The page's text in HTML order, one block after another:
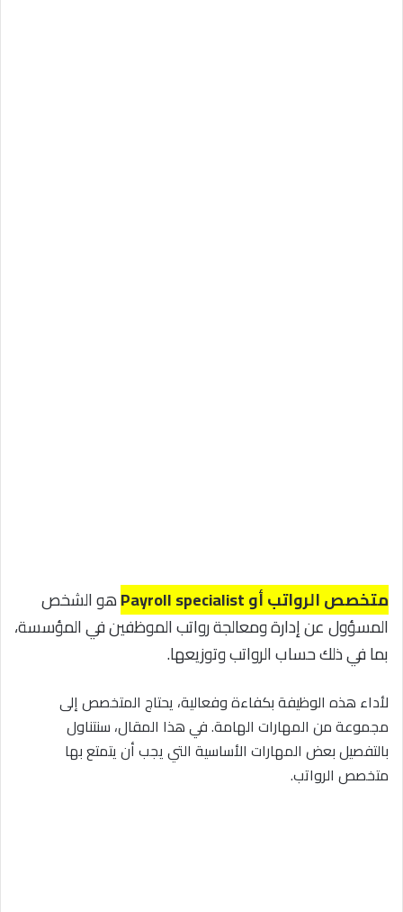
متخصص الرواتب أو Payroll specialist
هو الشخص
المسؤول عن إدارة ومعالجة رواتب الموظفين في المؤسسة،
بما في ذلك حساب الرواتب وتوزيعها.
لأداء هذه الوظيفة بكفاءة وفعالية، يحتاج المتخصص إلى
مجموعة من المهارات الهامة. في هذا المقال، سنتناول
بالتفصيل بعض المهارات الأساسية التي يجب أن يتمتع بها
متخصص الرواتب.